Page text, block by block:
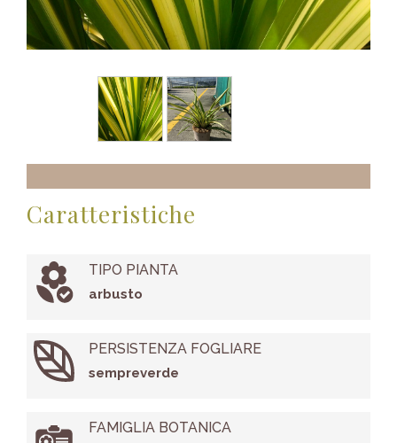
Caratteristiche
TIPO PIANTA
arbusto
PERSISTENZA FOGLIARE
sempreverde
FAMIGLIA BOTANICA